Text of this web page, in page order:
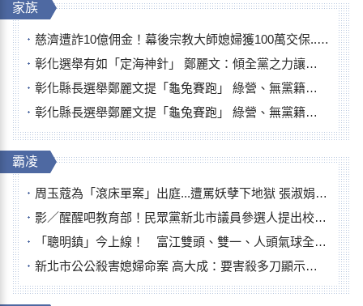
家族
慈濟遭詐10億佣金！幕後宗教大師媳婦獲100萬交保...快步奔離不發一語
彰化選舉有如「定海神針」 鄭麗文：傾全黨之力讓彰化贏
彰化縣長選舉鄭麗文提「龜兔賽跑」 綠營、無黨籍忙否認是烏龜
彰化縣長選舉鄭麗文提「龜兔賽跑」 綠營、無黨籍忙否認是烏龜
霸凌
周玉蔻為「滾床單案」出庭...遭罵妖孽下地獄 張淑娟批：舌頭殺人有罪
影／醒醒吧教育部！民眾黨新北市議員參選人提出校園反毒防線升級政見
「聰明鎮」今上線！ 富江雙頭、雙一、人頭氣球全登場
新北市公公殺害媳婦命案 高大成：要害殺多刀顯示怨恨深